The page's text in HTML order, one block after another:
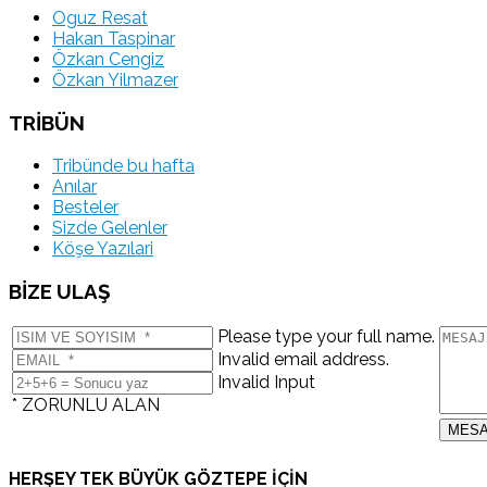
Oguz Resat
Hakan Taspinar
Özkan Cengiz
Özkan Yilmazer
TRİBÜN
Tribünde bu hafta
Anılar
Besteler
Sizde Gelenler
Köşe Yazılari
BİZE ULAŞ
Please type your full name.
Invalid email address.
Invalid Input
* ZORUNLU ALAN
HERŞEY TEK BÜYÜK GÖZTEPE İÇİN